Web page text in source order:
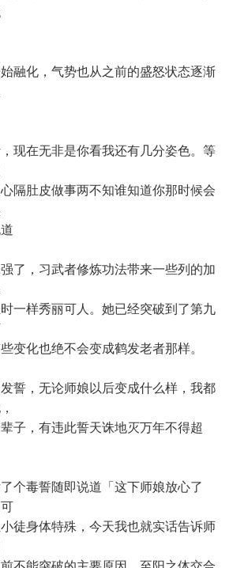
化，气势也从之前的盛怒状态逐渐
在无非是你看我还有几分姿色。等
隔肚皮做事两不知谁知道你那时候会
，习武者修炼功法带来一些列的加
一样秀丽可人。她已经突破到了第九
变化也绝不会变成鹤发老者那样。
，无论师娘以后变成什么样，我都
子，有违此誓天诛地灭万年不得超
毒誓随即说道「这下师娘放心了
徒身体特殊，今天我也就实话告诉师